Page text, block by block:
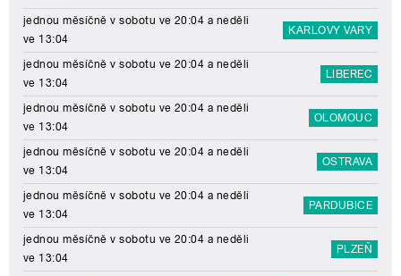
jednou měsíčně v sobotu ve 20:04 a neděli
ve 13:04
KARLOVY VARY
jednou měsíčně v sobotu ve 20:04 a neděli
ve 13:04
LIBEREC
jednou měsíčně v sobotu ve 20:04 a neděli
ve 13:04
OLOMOUC
jednou měsíčně v sobotu ve 20:04 a neděli
ve 13:04
OSTRAVA
jednou měsíčně v sobotu ve 20:04 a neděli
ve 13:04
PARDUBICE
jednou měsíčně v sobotu ve 20:04 a neděli
ve 13:04
PLZEŇ